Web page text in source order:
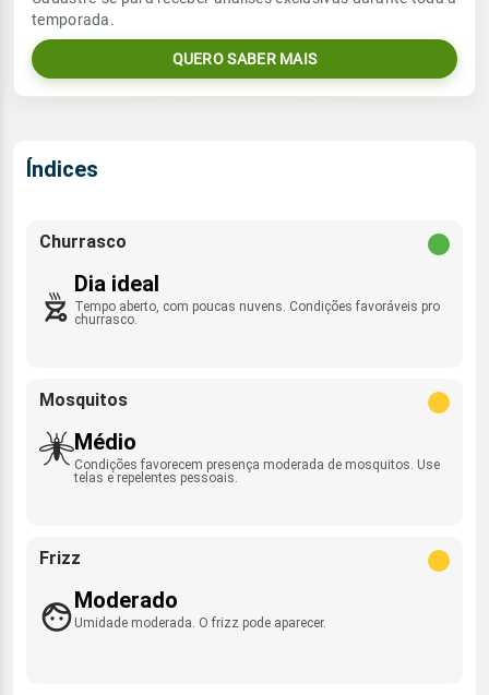
38%81%
Rajada de vento
06:23h às 17:55h
Lua
0.0mm
Umidade do ar
ENE - 5km/h
Rajada de vento
Sol
temporada.
QUERO SABER MAIS
Índices
Churrasco
Dia ideal
Tempo aberto, com poucas nuvens. Condições favoráveis pro
churrasco.
Mosquitos
Médio
Condições favorecem presença moderada de mosquitos. Use
telas e repelentes pessoais.
Frizz
Moderado
Umidade moderada. O frizz pode aparecer.